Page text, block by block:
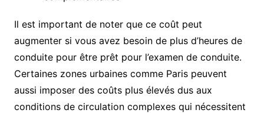
Il est important de noter que ce coût peut
augmenter si vous avez besoin de plus d’heures de
conduite pour être prêt pour l’examen de conduite.
Certaines zones urbaines comme Paris peuvent
aussi imposer des coûts plus élevés dus aux
conditions de circulation complexes qui nécessitent